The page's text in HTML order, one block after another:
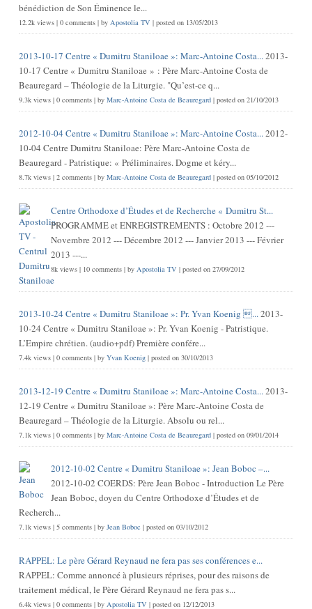
bénédiction de Son Éminence le...
12.2k views| 0 comments| by Apostolia TV | posted on 13/05/2013
2013-10-17 Centre « Dumitru Staniloae »: Marc-Antoine Costa...2013-
10-17 Centre « Dumitru Staniloae » : Père Marc-Antoine Costa de
Beauregard – Théologie de la Liturgie. "Qu’est-ce q...
9.3k views| 0 comments| by Marc-Antoine Costa de Beauregard| posted on 21/10/2013
2012-10-04 Centre « Dumitru Staniloae »: Marc-Antoine Costa...2012-
10-04 Centre Dumitru Staniloae: Père Marc-Antoine Costa de
Beauregard - Patristique: « Préliminaires. Dogme et kéry...
8.7k views| 2 comments| by Marc-Antoine Costa de Beauregard| posted on 05/10/2012
Centre Orthodoxe d’Études et de Recherche « Dumitru St...
PROGRAMME et ENREGISTREMENTS : Octobre 2012 ---
Novembre 2012 --- Décembre 2012 --- Janvier 2013 --- Février
2013 ---...
8k views| 10 comments| by Apostolia TV | posted on 27/09/2012
2013-10-24 Centre « Dumitru Staniloae »: Pr. Yvan Koenig ...2013-
10-24 Centre « Dumitru Staniloae »: Pr. Yvan Koenig - Patristique.
L’Empire chrétien. (audio+pdf) Première confére...
7.4k views| 0 comments| by Yvan Koenig| posted on 30/10/2013
2013-12-19 Centre « Dumitru Staniloae »: Marc-Antoine Costa...2013-
12-19 Centre « Dumitru Staniloae »: Père Marc-Antoine Costa de
Beauregard – Théologie de la Liturgie. Absolu ou rel...
7.1k views| 0 comments| by Marc-Antoine Costa de Beauregard| posted on 09/01/2014
2012-10-02 Centre « Dumitru Staniloae »: Jean Boboc –...
2012-10-02 COERDS: Père Jean Boboc - Introduction Le Père
Jean Boboc, doyen du Centre Orthodoxe d’Études et de
Recherch...
7.1k views| 5 comments| by Jean Boboc | posted on 03/10/2012
RAPPEL: Le père Gérard Reynaud ne fera pas ses conférences e...
RAPPEL: Comme annoncé à plusieurs réprises, pour des raisons de
traitement médical, le Père Gérard Reynaud ne fera pas s...
6.4k views| 0 comments| by Apostolia TV | posted on 12/12/2013